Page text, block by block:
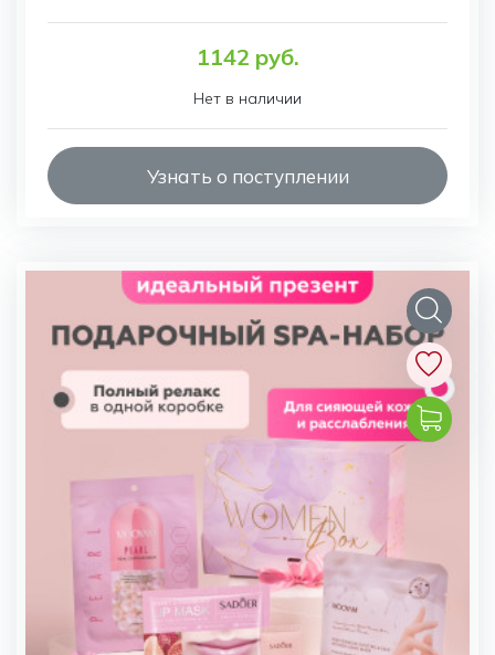
1142 руб.
Нет в наличии
Узнать о поступлении